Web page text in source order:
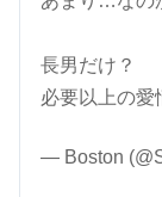
長男だけ？
必要以上の愛
— Boston